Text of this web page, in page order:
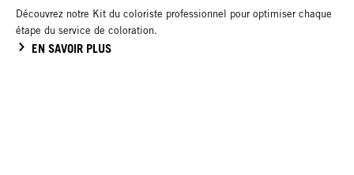
Découvrez notre Kit du coloriste professionnel pour optimiser chaque
étape du service de coloration.
EN SAVOIR PLUS